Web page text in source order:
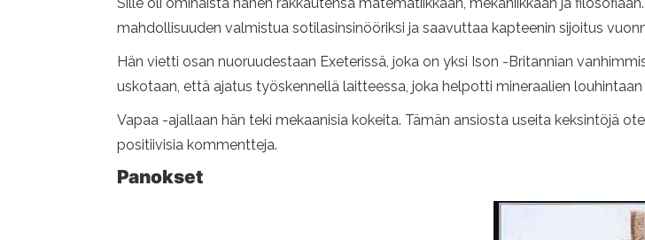
mahdollisuuden valmistua sotilasinsinööriksi ja saavuttaa kapteenin sijoitus
Hän vietti osan nuoruudestaan ​​Exeterissä, joka on yksi Ison -Britannian
uskotaan, että ajatus työskennellä laitteessa, joka helpotti mineraalien
Vapaa -ajallaan hän teki mekaanisia kokeita. Tämän ansiosta useita keksintöjä
positiivisia kommentteja.
Panokset